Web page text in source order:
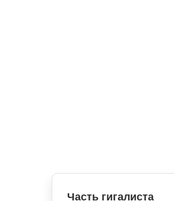
Часть гигалиста